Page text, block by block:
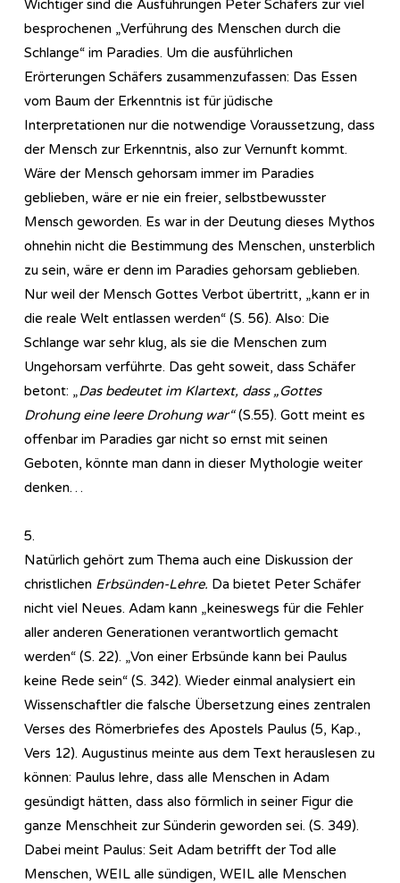
Wichtiger sind die Ausführungen Peter Schäfers zur viel
besprochenen „Verführung des Menschen durch die
Schlange“ im Paradies. Um die ausführlichen
Erörterungen Schäfers zusammenzufassen: Das Essen
vom Baum der Erkenntnis ist für jüdische
Interpretationen nur die notwendige Voraussetzung, dass
der Mensch zur Erkenntnis, also zur Vernunft kommt.
Wäre der Mensch gehorsam immer im Paradies
geblieben, wäre er nie ein freier, selbstbewusster
Mensch geworden. Es war in der Deutung dieses Mythos
ohnehin nicht die Bestimmung des Menschen, unsterblich
zu sein, wäre er denn im Paradies gehorsam geblieben.
Nur weil der Mensch Gottes Verbot übertritt, „kann er in
die reale Welt entlassen werden“ (S. 56). Also: Die
Schlange war sehr klug, als sie die Menschen zum
Ungehorsam verführte. Das geht soweit, dass Schäfer
betont: „Das bedeutet im Klartext, dass „Gottes
Drohung eine leere Drohung war“(S.55). Gott meint es
offenbar im Paradies gar nicht so ernst mit seinen
Geboten, könnte man dann in dieser Mythologie weiter
denken…
5.
Natürlich gehört zum Thema auch eine Diskussion der
christlichen Erbsünden-Lehre. Da bietet Peter Schäfer
nicht viel Neues. Adam kann „keineswegs für die Fehler
aller anderen Generationen verantwortlich gemacht
werden“ (S. 22). „Von einer Erbsünde kann bei Paulus
keine Rede sein“ (S. 342). Wieder einmal analysiert ein
Wissenschaftler die falsche Übersetzung eines zentralen
Verses des Römerbriefes des Apostels Paulus (5, Kap.,
Vers 12). Augustinus meinte aus dem Text herauslesen zu
können: Paulus lehre, dass alle Menschen in Adam
gesündigt hätten, dass also förmlich in seiner Figur die
ganze Menschheit zur Sünderin geworden sei. (S. 349).
Dabei meint Paulus: Seit Adam betrifft der Tod alle
Menschen, WEIL alle sündigen, WEIL alle Menschen